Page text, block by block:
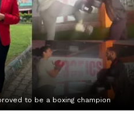
to be a boxing champion